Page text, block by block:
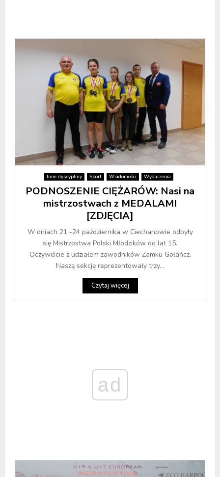
Inne dyscypliny Sport Wiadomości Wydarzenia
PODNOSZENIE CIĘŻARÓW: Nasi na
mistrzostwach z MEDALAMI
[ZDJĘCIA]
W dniach 21 -24 października w Ciechanowie odbyły
się Mistrzostwa Polski Młodzików do lat 15.
Oczywiście z udziałem zawodników Zamku Gołańcz.
Naszą sekcję reprezentowały trzy...
Czytaj więcej
ad